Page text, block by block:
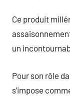
Ce produit
un
Pour son rôle
s’impose